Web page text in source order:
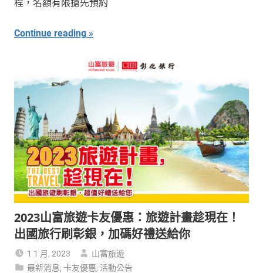
程，名額有限搶先預約
Continue reading
2023山富旅遊卡友優惠：旅遊計畫趁現在！
出國旅行刷彰銀，加碼好禮送給你
1 1 月, 2023
山富旅遊
最新消息,卡友優惠, 活動公告